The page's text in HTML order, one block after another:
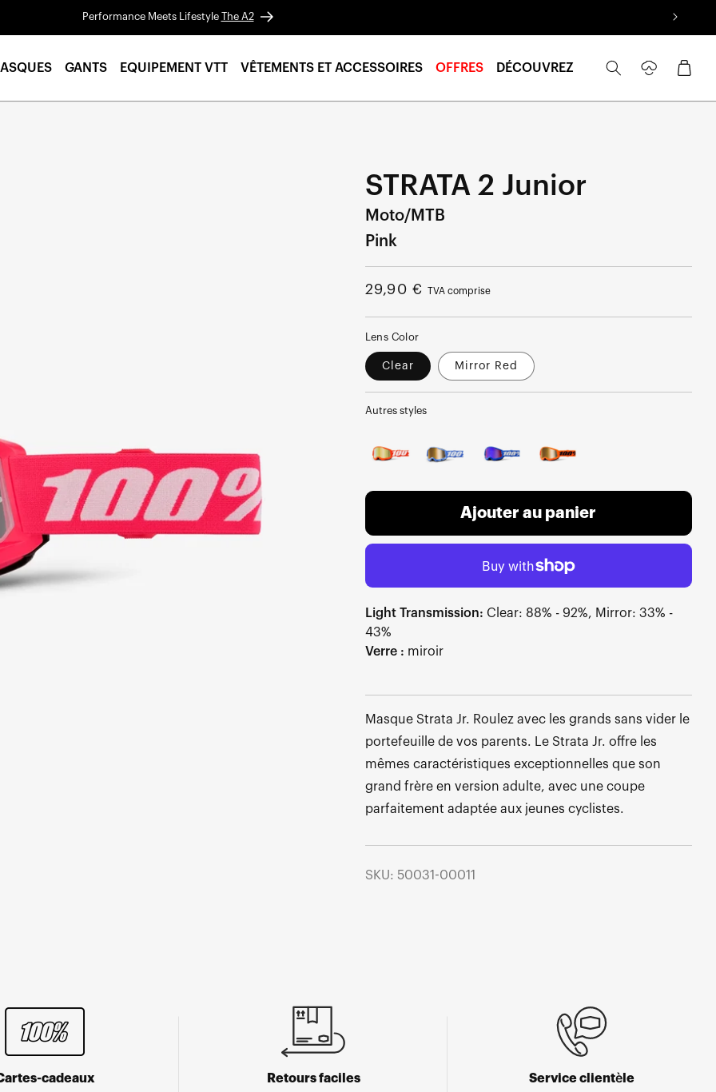
Performance Meets Lifestyle The A2
GANTS EQUIPEMENT VTT VÊTEMENTS ET ACCESSOIRES OFFRES DÉCOUVREZ
connecter
Panier
STRATA 2 Junior
Moto/MTB
Pink
Prix
29,90 € TVA comprise
Lens Color
Clear Mirror Red
Autres styles
Ajouter au panier
Light Transmission: Clear: 88% - 92%, Mirror: 33% -
43%
Verre : miroir
Masque Strata Jr. Roulez avec les grands sans vider le
portefeuille de vos parents. Le Strata Jr. offre les
mêmes caractéristiques exceptionnelles que son
grand frère en version adulte, avec une coupe
parfaitement adaptée aux jeunes cyclistes.
SKU: 50031-00011
cadeaux Retours faciles Service clientèle